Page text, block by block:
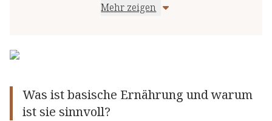
Basenbildende Getränke
Mehr zeigen
Was ist basische Ernährung und warum
ist sie sinnvoll?